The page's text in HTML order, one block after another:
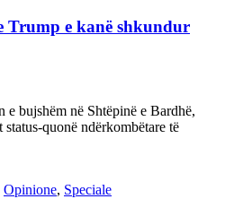
Trump e kanë shkundur
bujshëm në Shtëpinë e Bardhë,
quonë ndërkombëtare të
Opinione, Speciale